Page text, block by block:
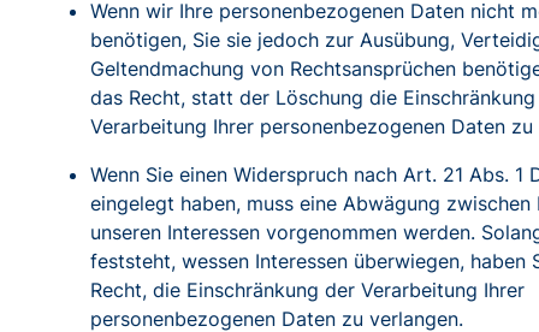
Wenn wir Ihre personenbezogenen Daten nicht
benötigen, Sie sie jedoch zur Ausübung,
Geltendmachung von Rechtsansprüchen
das Recht, statt der Löschung die
Verarbeitung Ihrer personenbezogenen Daten zu
Wenn Sie einen Widerspruch nach Art. 21 Abs. 1
eingelegt haben, muss eine Abwägung zwischen
unseren Interessen vorgenommen werden.
feststeht, wessen Interessen überwiegen, haben
Recht, die Einschränkung der Verarbeitung Ihrer
personenbezogenen Daten zu verlangen.